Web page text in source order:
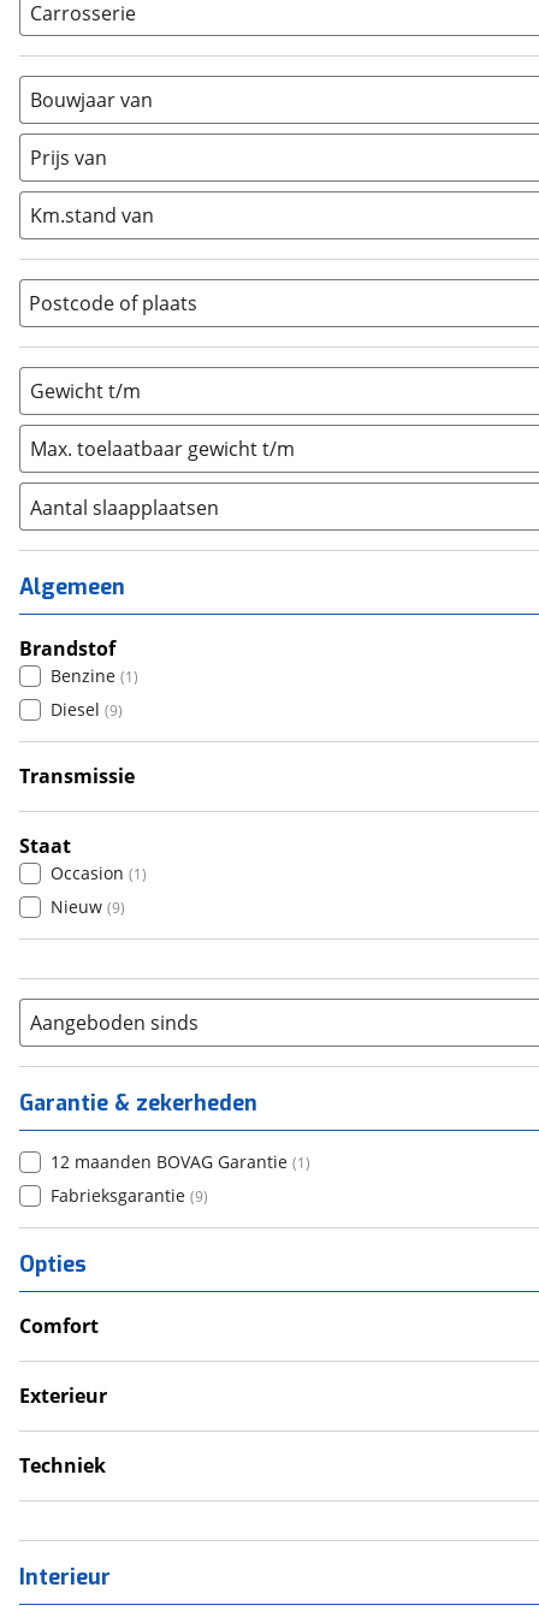
Carrosserie
Alkoof (0)
Busmodel
Caravan (0)
Half-integraal
Integraal (0)
Opzetunit (0
Vouwwagen (0)
Bouwjaar van
Prijs van
Km.stand van
Postcode of plaats
Gewicht t/m
Max. toelaatbaar gewicht t/m
Aantal slaapplaatsen
1 (0)
2 (8)
3 (0)
4 (2)
5 (0)
6+ (0
Algemeen
Brandstof
Benzine (1)
Diesel (9)
Transmissie
Staat
Occasion (1)
Nieuw (9)
Aangeboden sinds
Garantie & zekerheden
12 maanden BOVAG Garantie (1)
Fabrieksgarantie (9)
Opties
Comfort
Verwarmde leefruimte
Exterieur
Luifel
Techniek
Interieur